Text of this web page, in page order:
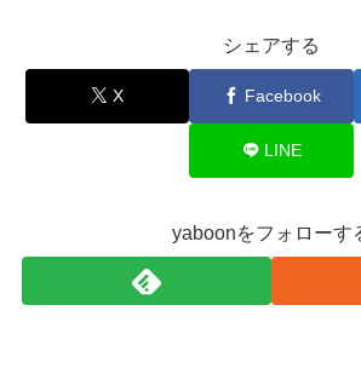
シェアする
X Facebook
LINE
yaboonをフォローす